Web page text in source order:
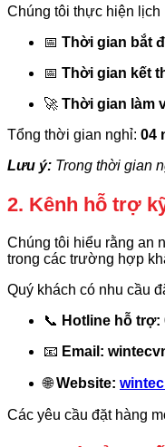
Chúng tôi thực hiện lịch
📅 Thời gian bắt
📅 Thời gian kết
🚀 Thời gian làm
Tổng thời gian nghỉ: 04
Lưu ý: Trong thời gian
2. Kênh hỗ trợ
Chúng tôi hiểu rằng an
trong các trường hợp
Quý khách có nhu cầu
📞 Hotline hỗ trợ:
📧 Email:
🌐Website:
Các yêu cầu đặt hàng